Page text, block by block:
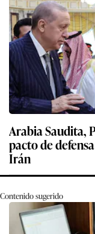
Arabia Saudita,
pacto de
Irán
Contenido sugerido